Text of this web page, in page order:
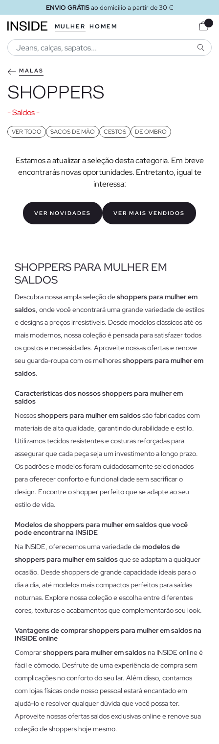
ENVIO GRÁTISao domicílio a partir de 30 €
MULHER HOMEM
MALAS
SHOPPERS
- Saldos -
VER TODO SACOS DE MÃO CESTOS DE OMBRO
Estamos a atualizar a seleção desta categoria. Em breve
encontrarás novas oportunidades. Entretanto, igual te
interessa:
VER NOVIDADES VER MAIS VENDIDOS
SHOPPERS PARA MULHER EM
SALDOS
Descubra nossa ampla seleção deshoppers para mulher em
saldos, onde você encontrará uma grande variedade de estilos
e designs a preços irresistíveis. Desde modelos clássicos até os
mais modernos, nossa coleção é pensada para satisfazer todos
os gostos e necessidades. Aproveite nossas ofertas e renove
seu guarda-roupa com os melhoresshoppers para mulher em
saldos.
Características dos nossos shoppers para mulher em
saldos
Nossosshoppers para mulher em saldossão fabricados com
materiais de alta qualidade, garantindo durabilidade e estilo.
Utilizamos tecidos resistentes e costuras reforçadas para
assegurar que cada peça seja um investimento a longo prazo.
Os padrões e modelos foram cuidadosamente selecionados
para oferecer conforto e funcionalidade sem sacrificar o
design. Encontre o shopper perfeito que se adapte ao seu
estilo de vida.
Modelos de shoppers para mulher em saldos que você
pode encontrar na INSIDE
Na INSIDE, oferecemos uma variedade demodelos de
shoppers para mulher em saldosque se adaptam a qualquer
ocasião. Desde shoppers de grande capacidade ideais para o
dia a dia, até modelos mais compactos perfeitos para saídas
noturnas. Explore nossa coleção e escolha entre diferentes
cores, texturas e acabamentos que complementarão seu look.
Vantagens de comprar shoppers para mulher em saldos na
INSIDE online
Comprarshoppers para mulher em saldosna INSIDE online é
fácil e cômodo. Desfrute de uma experiência de compra sem
complicações no conforto do seu lar. Além disso, contamos
com lojas físicas onde nosso pessoal estará encantado em
ajudá-lo e resolver qualquer dúvida que você possa ter.
Aproveite nossas ofertas saldos exclusivas online e renove sua
coleção de shoppers hoje mesmo.